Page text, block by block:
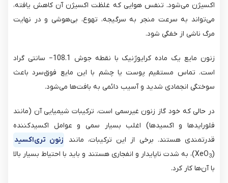
اکسیژن می‌شود. تنفس هوایی که غلظت اکسیژن آن کاهش یافته،
می‌تواند به سرعت منجر به سرگیجه، تهوع، بی‌هوشی و در نهایت
مرگ ناشی از خفگی شود.
زنون مایع یک ماده کرایوژنیک با نقطه جوش 108.1− سانتی گراد
است. تماس مستقیم پوست یا چشم با این مایع فوق‌سرد باعث
سوختگی انجمادی شدید و آسیب دائمی به بافت‌ها می‌شود.
در حالی که خود گاز زنون غیرسمی است، ترکیبات شیمیایی آن (مانند
فلورایدها و اکسیدها) اغلب بسیار سمی و عوامل اکسیدکننده
قدرتمندی هستند. برخی از این ترکیبات، مانند
زنون تری‌اکسید
(XeO
3
​)، به شدت ناپایدار و انفجاری هستند و باید با احتیاط بسیار بالا
با آن‌ها کار کرد.